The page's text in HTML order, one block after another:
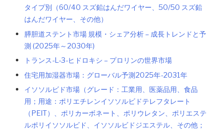
タイプ別（60/40 スズ鉛はんだワイヤー、50/50 スズ鉛
はんだワイヤー、その他）
膵胆道ステント市場 規模・シェア分析 – 成長トレンドと予
測 (2025年～2030年)
トランス-L-3-ヒドロキシ – プロリンの世界市場
住宅用加湿器市場：グローバル予測2025年-2031年
イソソルビド市場（グレード：工業用、医薬品用、食品
用；用途：ポリエチレンイソソルビドテレフタレート
（PEIT）、ポリカーボネート、ポリウレタン、ポリエステ
ルポリイソソルビド、イソソルビドジエステル、その他；